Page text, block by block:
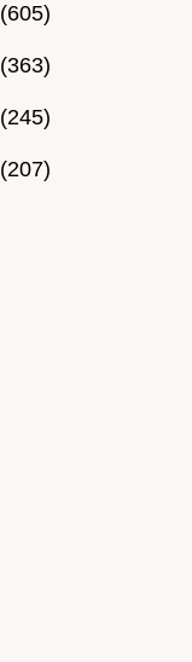
(605)
(363)
(245)
(207)